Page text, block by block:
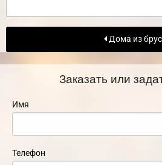
Дома из
Заказать или
Имя
Телефон